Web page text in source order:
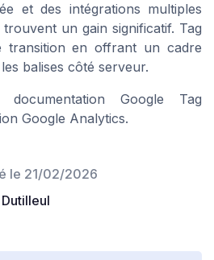
et des intégrations multiples
un gain significatif. Tag
transition en offrant un cadre
balises côté serveur.
Google Tag
Google Analytics.
le 21/02/2026